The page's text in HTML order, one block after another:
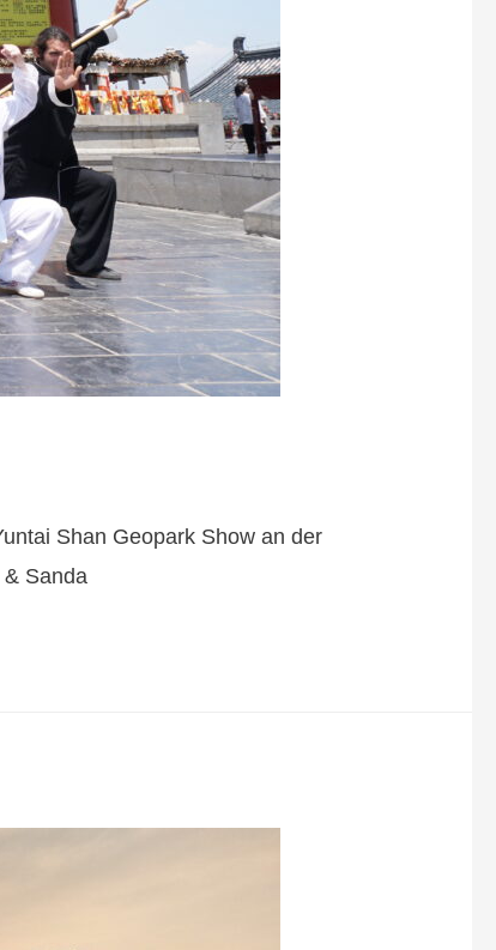
Shan Geopark Show an der
Sanda